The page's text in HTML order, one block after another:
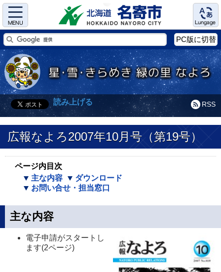
Menu Language
PC版に切替
RSS
読み上げる
広報なよろ2007年10月号（第19号）
ページ内目次
主な内容
ダウンロード
お問い合せ・担当窓口
主な内容
電子申請がスタートし
ます(2ページ)